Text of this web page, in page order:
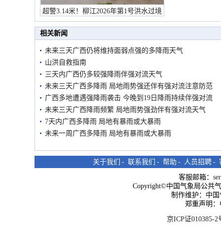
超警3.14米！柳江2026年第1号洪水过境
市民在堤岸见证汛况
相关新闻
未来三天广西仍将维持面弱点强的多降雨天气
山洪自救指南
三天内广西仍多较强降雨伴强对流天气
未来三天广西多降雨 局地雨势强还伴有强对流注意防范
广西多地遭遇强降雨袭击 今晚到19日降雨持续伴强对流
未来三天广西降雨频繁 局地雨势强劲伴有强对流天气
7天内广西多降雨 局地有暴雨或大暴雨
未来一周广西多降雨 局地有暴雨或大暴雨
关于我们 - 联系我们 - 帮助 - 人员招聘 -
客服邮箱：
Copyright©中国气象局公共
制作维护：中
郑重声明
京ICP证010385-2